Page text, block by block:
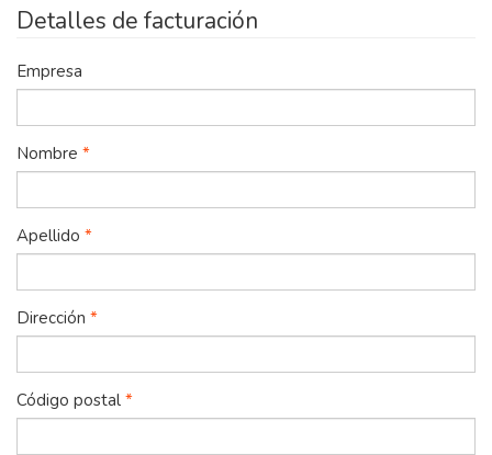
Detalles de facturación
Empresa
Nombre *
Apellido *
Dirección *
Código postal *